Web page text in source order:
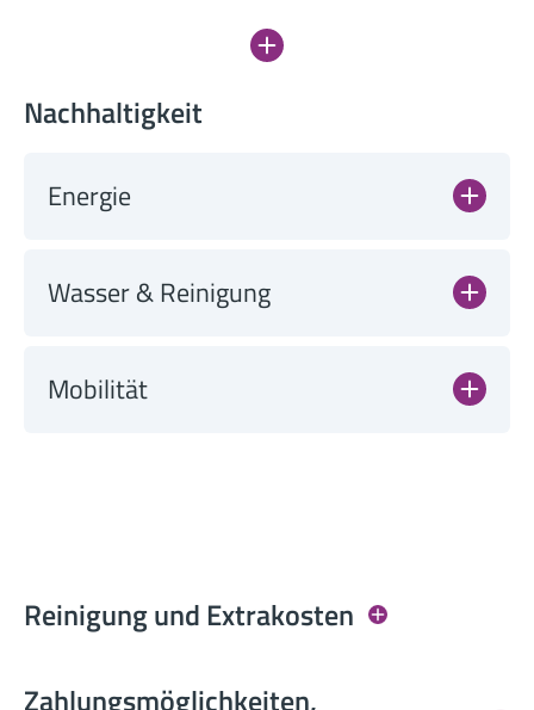
Nachhaltigkeit
Energie
Wasser & Reinigung
Mobilität
Reinigung und Extrakosten
Zahlungsmöglichkeiten,